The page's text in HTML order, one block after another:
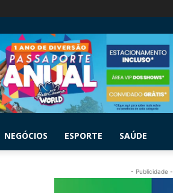
NEGÓCIOS ESPORTE SAÚDE
- Publicidade -